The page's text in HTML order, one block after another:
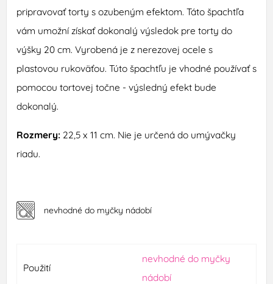
pripravovať torty s ozubeným efektom. Táto špachtľa
vám umožní získať dokonalý výsledok pre torty do
výšky 20 cm. Vyrobená je z nerezovej ocele s
plastovou rukoväťou. Túto špachtľu je vhodné používaťs
pomocou tortovej točne - výsledný efekt bude
dokonalý.
Rozmery: 22,5 x 11 cm. Nie je určená do umývačky
riadu.
nevhodné do myčky nádobí
Použití
nevhodné do myčky
nádobí